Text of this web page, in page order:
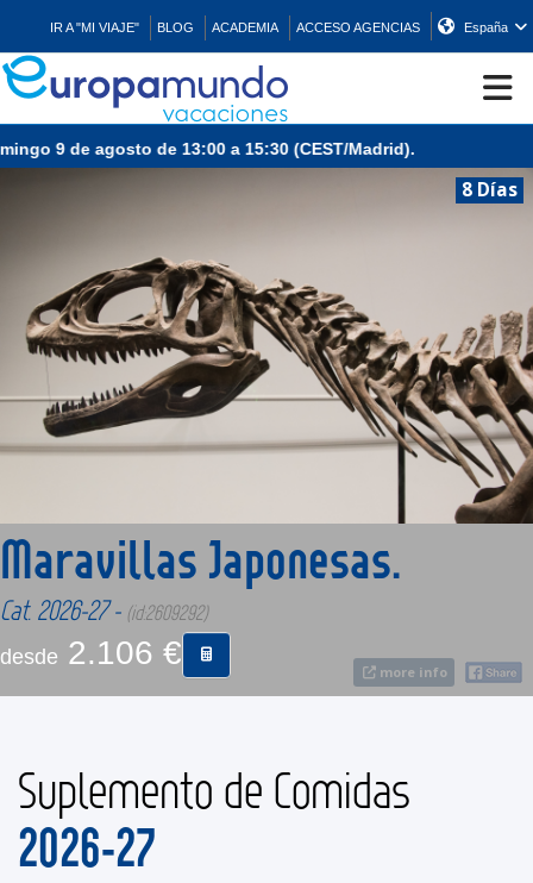
IR A "MI VIAJE" BLOG ACADEMIA ACCESO AGENCIAS España
CRUCEROS
ASIA
ORIENTE
PROMOCIONES
COMPRAR
9 de agosto de 13:00 a 15:30 (CEST/Madrid).
8 Días
more info
Maravillas Japonesas.
Cat. 2026-27 - (id:2609292)
desde 2.106 €
Suplemento de Comidas
2026-27